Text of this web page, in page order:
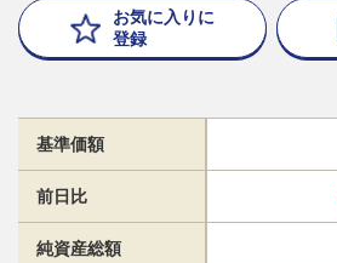
お気に入りに
登録
基準価額
前日比
純資産総額